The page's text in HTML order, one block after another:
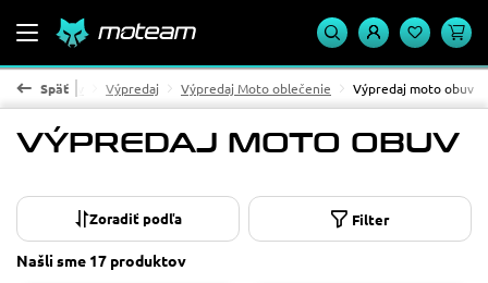
Späť
Domov Výpredaj Výpredaj Moto oblečenie Výpredaj moto obuv
VÝPREDAJ MOTO OBUV
Filter
koža
mikrovlákno
9
Našli sme 17 produktov